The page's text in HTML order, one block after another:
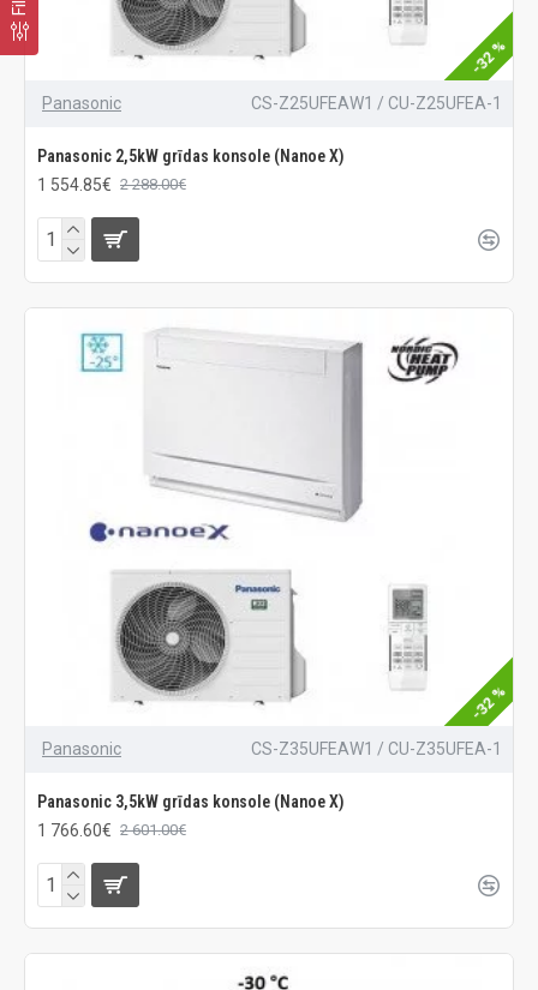
-32 %
Panasonic CS-Z25UFEAW1 / CU-Z25UFEA-1
Panasonic 2,5kW grīdas konsole (Nanoe X)
1 554.85€ 2 288.00€
-32 %
Panasonic CS-Z35UFEAW1 / CU-Z35UFEA-1
Panasonic 3,5kW grīdas konsole (Nanoe X)
1 766.60€ 2 601.00€